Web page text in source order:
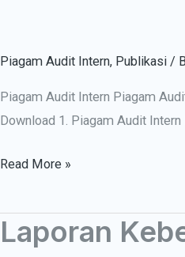
Piagam Audit Intern, Publikasi /
Piagam Audit Intern Piagam
Download 1. Piagam Audit Intern
Read More »
Laporan
Laporan
Keberlanjutan